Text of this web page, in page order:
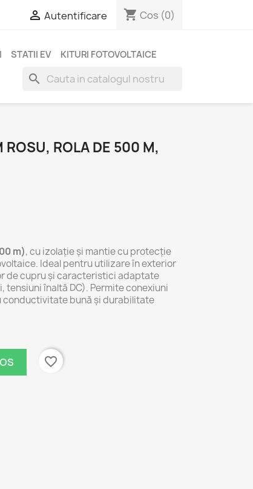
 Autentificare shopping_cart Cos (0)
STATII EV KITURI FOTOVOLTAICE
search
ROSU, ROLA DE 500 M,
m), cu izolaţie şi mantie cu protecţie
Ideal pentru utilizare în exterior
de cupru și caracteristici adaptate
înaltă DC). Permite conexiuni
conductivitate bună și durabilitate
favorite_border